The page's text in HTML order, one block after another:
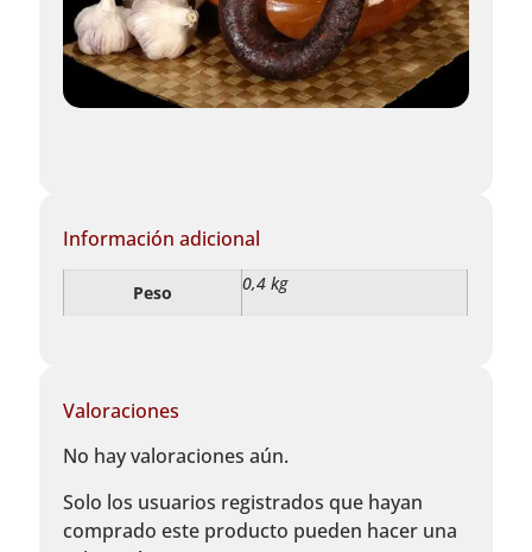
Información adicional
Peso 0,4 kg
Valoraciones
No hay valoraciones aún.
Solo los usuarios registrados que hayan
comprado este producto pueden hacer una